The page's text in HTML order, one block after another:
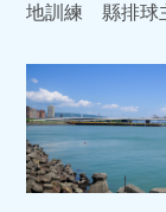
地訓練 縣排球